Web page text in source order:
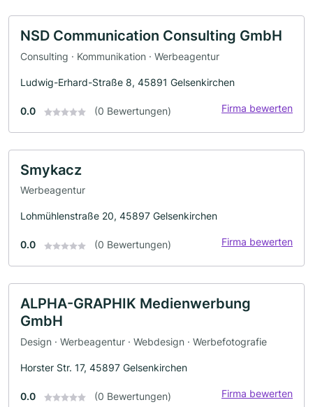
NSD Communication Consulting GmbH
Consulting · Kommunikation · Werbeagentur
Ludwig-Erhard-Straße 8, 45891 Gelsenkirchen
0.0 (0 Bewertungen) Firma bewerten
Smykacz
Werbeagentur
Lohmühlenstraße 20, 45897 Gelsenkirchen
0.0 (0 Bewertungen) Firma bewerten
ALPHA-GRAPHIK Medienwerbung
GmbH
Design · Werbeagentur · Webdesign · Werbefotografie
Horster Str. 17, 45897 Gelsenkirchen
0.0 (0 Bewertungen) Firma bewerten